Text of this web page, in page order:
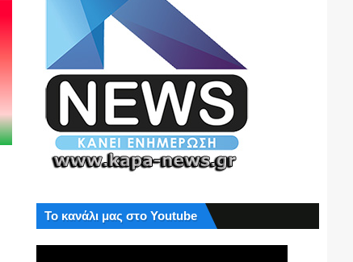
Το κανάλι μας στο Youtube